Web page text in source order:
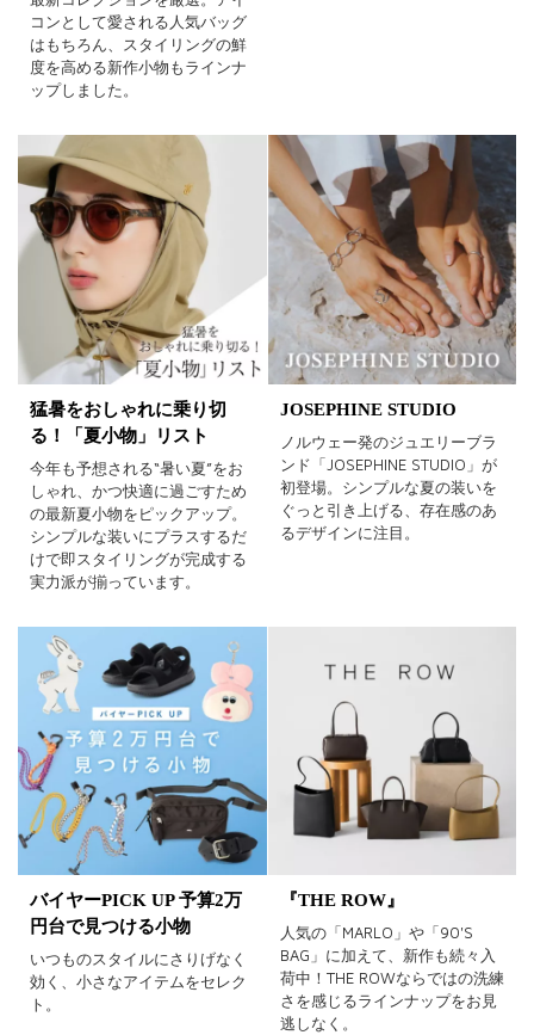
コンとして愛される人気バッグ
はもちろん、スタイリングの鮮
度を高める新作小物もラインナ
ップしました。
猛暑をおしゃれに乗り切
る！「夏小物」リスト
今年も予想される“暑い夏”をお
しゃれ、かつ快適に過ごすため
の最新夏小物をピックアップ。
シンプルな装いにプラスするだ
けで即スタイリングが完成する
実力派が揃っています。
JOSEPHINE STUDIO
ノルウェー発のジュエリーブラ
ンド「JOSEPHINE STUDIO」が
初登場。シンプルな夏の装いを
ぐっと引き上げる、存在感のあ
るデザインに注目。
バイヤーPICK UP 予算2万
円台で見つける小物
いつものスタイルにさりげなく
効く、小さなアイテムをセレク
ト。
『THE ROW』
人気の「MARLO」や「90'S
BAG」に加えて、新作も続々入
荷中！THE ROWならではの洗練
さを感じるラインナップをお見
逃しなく。